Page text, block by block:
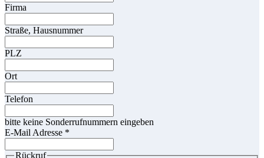
Firma
Straße, Hausnummer
PLZ
Ort
Telefon
bitte keine Sonderrufnummern eingeben
E-Mail Adresse *
Rückruf